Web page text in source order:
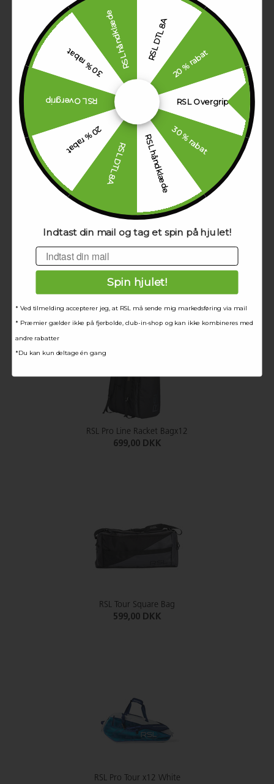
RSL Pro Line Backpack
549,00 DKK
RSL Pro Line Duffel Bag
299,00 DKK
RSL Pro Line Racket Bagx12
699,00 DKK
RSL Tour Square Bag
599,00 DKK
RSL Pro Tour x12 White
RSL DTL 8A
20 % rabat
RSL Overgrip
30 % rabat
RSL håndklæde
RSL DTL 8A
20 % rabat
RSL Overgrip
30 % rabatRSL håndklæde
Indtast din mail og tag et spin på hjulet!
Email
Spin hjulet!
* Ved tilmelding accepterer jeg, at RSL må sende mig markedsføring via mail
* Præmier gælder ikke på fjerbolde, club-in-shop og kan ikke kombineres med
andre rabatter
*Du kan kun deltage én gang